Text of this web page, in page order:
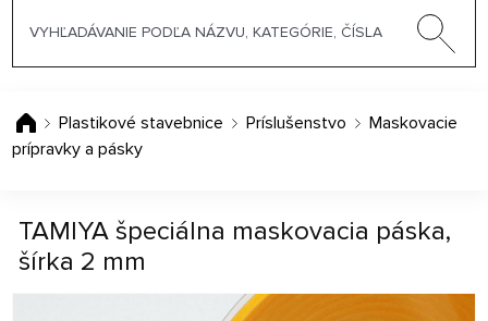
Plastikové stavebnice Príslušenstvo
Maskovacie
prípravky a pásky
TAMIYA špeciálna maskovacia páska,
šírka 2 mm